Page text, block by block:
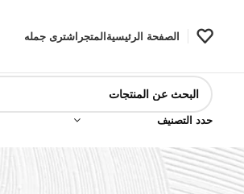
الصفحة الرئيسيةالمتجر اشترى جمله
حدد التصنيف